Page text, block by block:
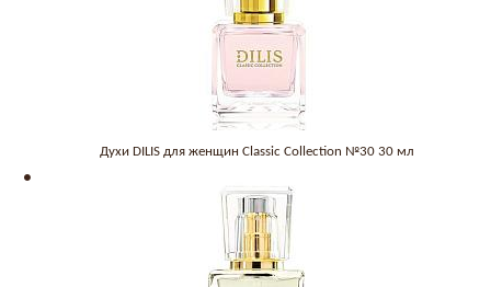
Духи DILIS для женщин Classic Collection №30 30 мл